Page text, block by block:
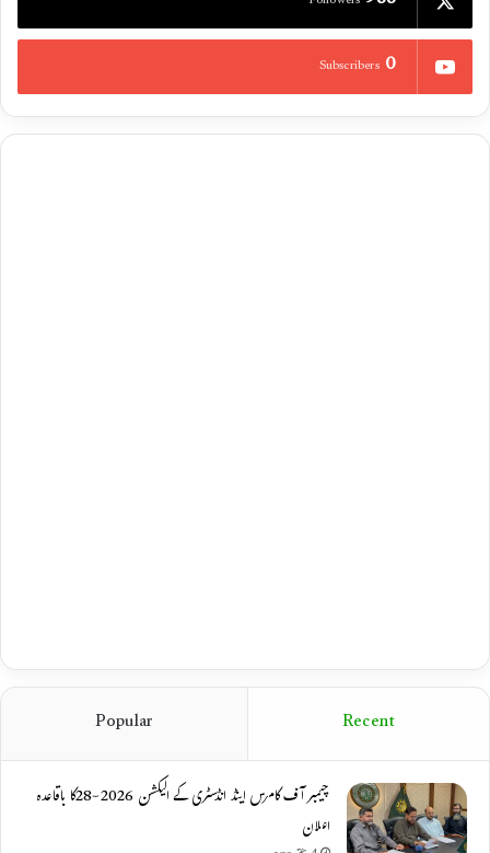
0
Subscribers
Recent
Popular
چیمبر آف کامرس اینڈ انڈسٹری کے الیکشن 2026-28کا باقاعدہ
اعلان